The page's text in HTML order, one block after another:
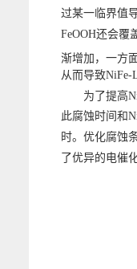
过某一临界值
FeOOH还会覆
渐增加，一方
从而导致NiFe-
为了提高
此腐蚀时间和
时。优化腐蚀
了优异的电催